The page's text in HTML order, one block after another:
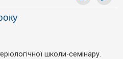
школи-семінару.